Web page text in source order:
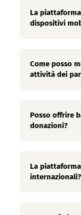
La
dispositivi
Come posso
attività dei
Posso offrire
donazioni?
La
internazionali?